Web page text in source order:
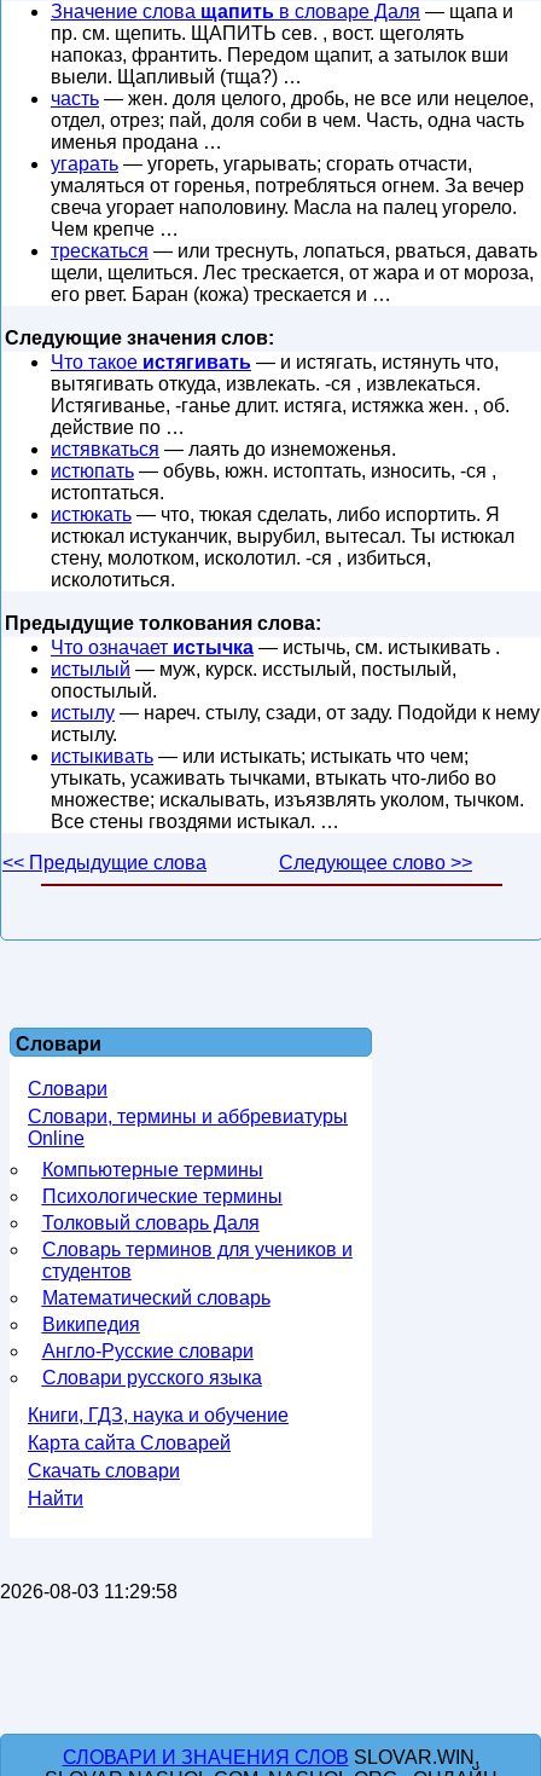
Значение слова щапить в словаре Даля — щапа и
пр. см. щепить. ЩАПИТЬ сев. , вост. щеголять
напоказ, франтить. Передом щапит, а затылок вши
выели. Щапливый (тща?) …
часть — жен. доля целого, дробь, не все или нецелое,
отдел, отрез; пай, доля соби в чем. Часть, одна часть
именья продана …
угарать — угореть, угарывать; сгорать отчасти,
умаляться от горенья, потребляться огнем. За вечер
свеча угорает наполовину. Масла на палец угорело.
Чем крепче …
трескаться — или треснуть, лопаться, рваться, давать
щели, щелиться. Лес трескается, от жара и от мороза,
его рвет. Баран (кожа) трескается и …
Следующие значения слов:
Что такое истягивать — и истягать, истянуть что,
вытягивать откуда, извлекать. -ся , извлекаться.
Истягиванье, -ганье длит. истяга, истяжка жен. , об.
действие по …
истявкаться — лаять до изнеможенья.
истюпать — обувь, южн. истоптать, износить, -ся ,
истоптаться.
истюкать — что, тюкая сделать, либо испортить. Я
истюкал истуканчик, вырубил, вытесал. Ты истюкал
стену, молотком, исколотил. -ся , избиться,
исколотиться.
Предыдущие толкования слова:
Что означает истычка — истычь, см. истыкивать .
истылый — муж, курск. исстылый, постылый,
опостылый.
истылу — нареч. стылу, сзади, от заду. Подойди к нему
истылу.
истыкивать — или истыкать; истыкать что чем;
утыкать, усаживать тычками, втыкать что-либо во
множестве; искалывать, изъязвлять уколом, тычком.
Все стены гвоздями истыкал. …
<< Предыдущие слова
Следующее слово >>
Словари
Словари
Словари, термины и аббревиатуры
Online
Компьютерные термины
Психологические термины
Толковый словарь Даля
Словарь терминов для учеников и
студентов
Математический словарь
Википедия
Англо-Русские словари
Словари русского языка
Книги, ГДЗ, наука и обучение
Карта сайта Словарей
Скачать словари
Найти
2026-08-03 11:29:58
СЛОВАРИ И ЗНАЧЕНИЯ СЛОВ SLOVAR.WIN,